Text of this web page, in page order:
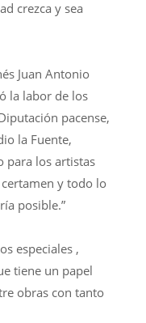
crezca y sea
Juan Antonio
la labor de los
pacense,
la Fuente,
para los artistas
y todo lo
posible.”
especiales ,
tiene un papel
obras con tanto